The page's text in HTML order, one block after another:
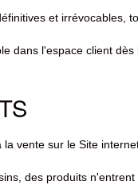
et irrévocables,
dans l'espace client
vente sur le Site
des produits